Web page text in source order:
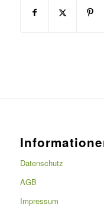
Datenschutz
AGB
Impressum